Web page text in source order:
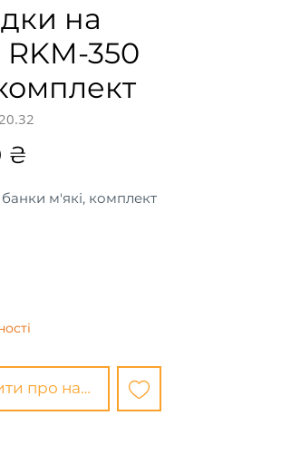
на
350
₴
м'які, комплект
про наявність